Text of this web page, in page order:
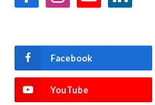
Facebook
YouTube